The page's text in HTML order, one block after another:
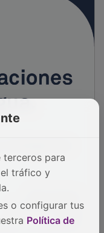
para
tráfico y
o configurar tus
Política de